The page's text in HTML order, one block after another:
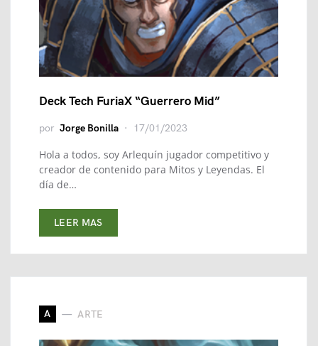
Deck Tech FuriaX “Guerrero Mid”
por Jorge Bonilla 17/01/2023
Hola a todos, soy Arlequín jugador competitivo y
creador de contenido para Mitos y Leyendas. El
día de…
LEER MAS
A ARTE